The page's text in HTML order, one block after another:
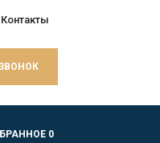
Контакты
0